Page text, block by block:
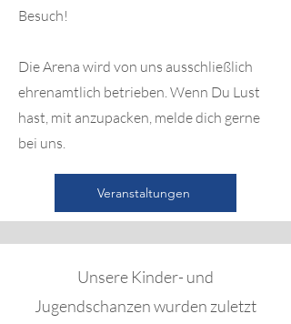
Besuch!
Die Arena wird von uns ausschließlich
ehrenamtlich betrieben. Wenn Du Lust
hast, mit anzupacken, melde dich gerne
bei uns.
Veranstaltungen
Unsere Kinder- und
Jugendschanzen wurden zuletzt